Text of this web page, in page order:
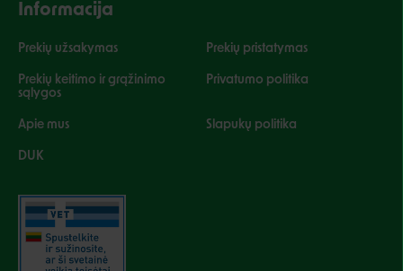
Informacija
Prekių užsakymas Prekių pristatymas
Prekių keitimo ir grąžinimo
sąlygos
Privatumo politika
Apie mus Slapukų politika
DUK